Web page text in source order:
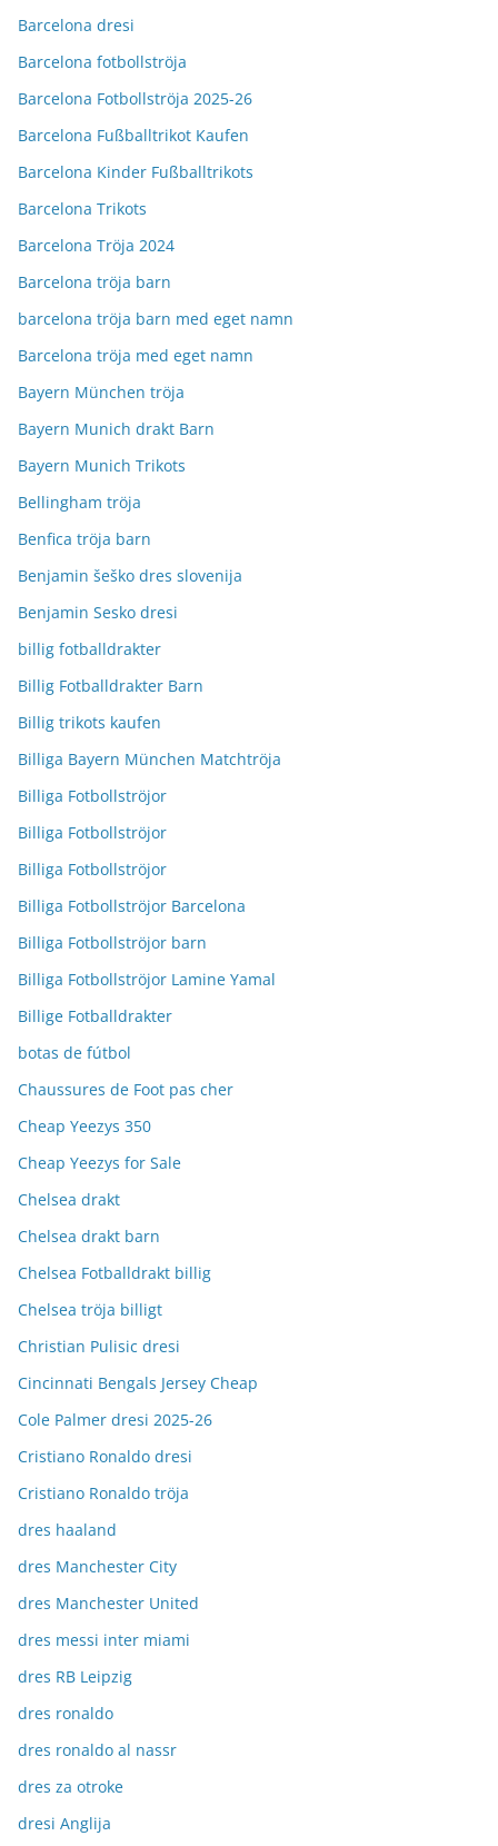
Barcelona dresi
Barcelona fotbollströja
Barcelona Fotbollströja 2025-26
Barcelona Fußballtrikot Kaufen
Barcelona Kinder Fußballtrikots
Barcelona Trikots
Barcelona Tröja 2024
Barcelona tröja barn
barcelona tröja barn med eget namn
Barcelona tröja med eget namn
Bayern München tröja
Bayern Munich drakt Barn
Bayern Munich Trikots
Bellingham tröja
Benfica tröja barn
Benjamin šeško dres slovenija
Benjamin Sesko dresi
billig fotballdrakter
Billig Fotballdrakter Barn
Billig trikots kaufen
Billiga Bayern München Matchtröja
Billiga Fotbollströjor
Billiga Fotbollströjor
Billiga Fotbollströjor
Billiga Fotbollströjor Barcelona
Billiga Fotbollströjor barn
Billiga Fotbollströjor Lamine Yamal
Billige Fotballdrakter
botas de fútbol
Chaussures de Foot pas cher
Cheap Yeezys 350
Cheap Yeezys for Sale
Chelsea drakt
Chelsea drakt barn
Chelsea Fotballdrakt billig
Chelsea tröja billigt
Christian Pulisic dresi
Cincinnati Bengals Jersey Cheap
Cole Palmer dresi 2025-26
Cristiano Ronaldo dresi
Cristiano Ronaldo tröja
dres haaland
dres Manchester City
dres Manchester United
dres messi inter miami
dres RB Leipzig
dres ronaldo
dres ronaldo al nassr
dres za otroke
dresi Anglija